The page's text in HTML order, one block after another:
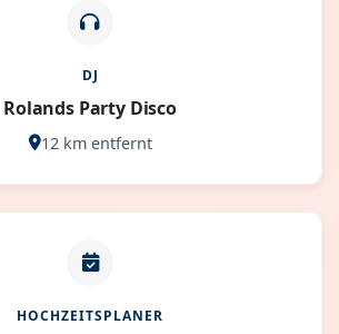
DJ
Rolands Party Disco
12 km entfernt
HOCHZEITSPLANER